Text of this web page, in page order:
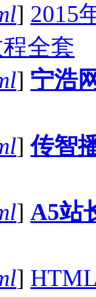
] 2015
全套
] 宁浩
]传智
] A5站
]